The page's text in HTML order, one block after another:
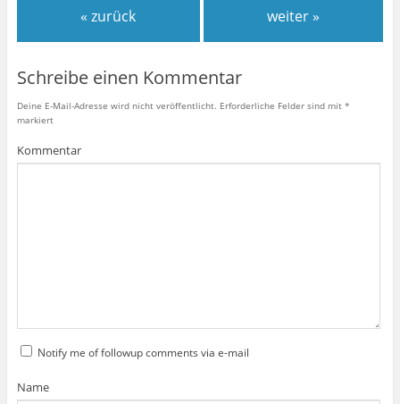
« zurück weiter »
Schreibe einen Kommentar
Deine E-Mail-Adresse wird nicht veröffentlicht. Erforderliche Felder sind mit *
markiert
Kommentar
Notify me of followup comments via e-mail
Name